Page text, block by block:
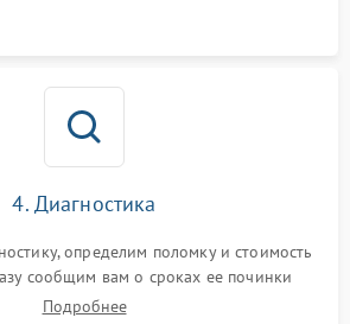
4. Диагностика
определим поломку и стоимость
сообщим вам о сроках ее починки
Подробнее